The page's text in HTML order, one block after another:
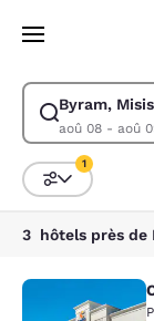
Passer à
Byram,
aoû 08 - aoû
Modifiez la
Trier et
1
Comfort